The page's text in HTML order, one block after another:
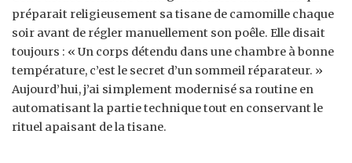
préparait religieusement sa tisane de camomille chaque
soir avant de régler manuellement son poêle. Elle disait
toujours : « Un corps détendu dans une chambre à bonne
température, c’est le secret d’un sommeil réparateur. »
Aujourd’hui, j’ai simplement modernisé sa routine en
automatisant la partie technique tout en conservant le
rituel apaisant de la tisane.